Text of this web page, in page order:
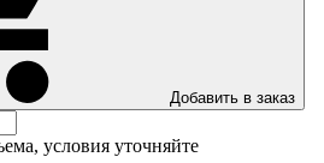
Добавить в заказ
условия уточняйте